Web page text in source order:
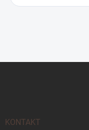
KONTAKT